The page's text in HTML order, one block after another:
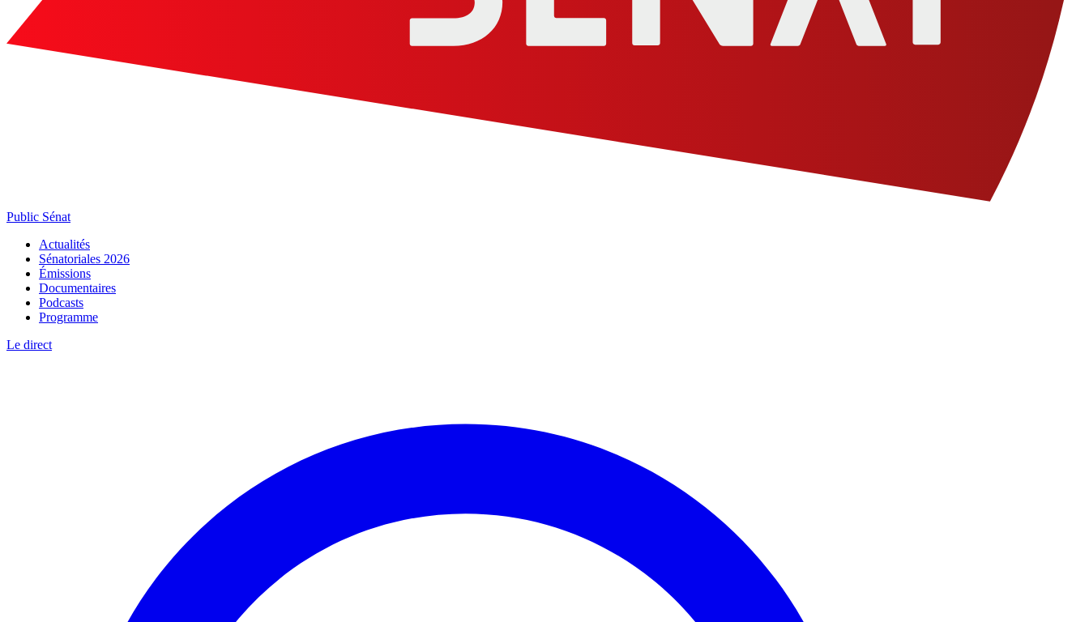
Public Sénat
Actualités
Sénatoriales 2026
Émissions
Documentaires
Podcasts
Programme
Le direct